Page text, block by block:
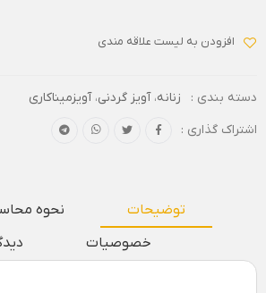
افزودن به لیست علاقه مندی
دسته بندی : زنانه،آویز گردنی،آویزمیناکاری
اشتراک گذاری :
توضیحات
نحوه
خصوصیات